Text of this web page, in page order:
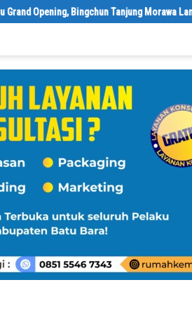
Bingchun Tanjung Morawa Langsung